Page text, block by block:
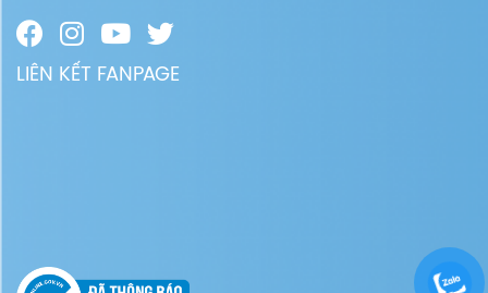
LIÊN KẾT FANPAGE